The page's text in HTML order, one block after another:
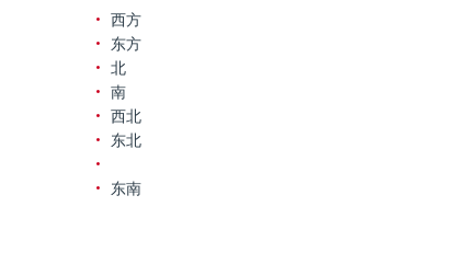
西方
东方
北
南
西北
东北
东南